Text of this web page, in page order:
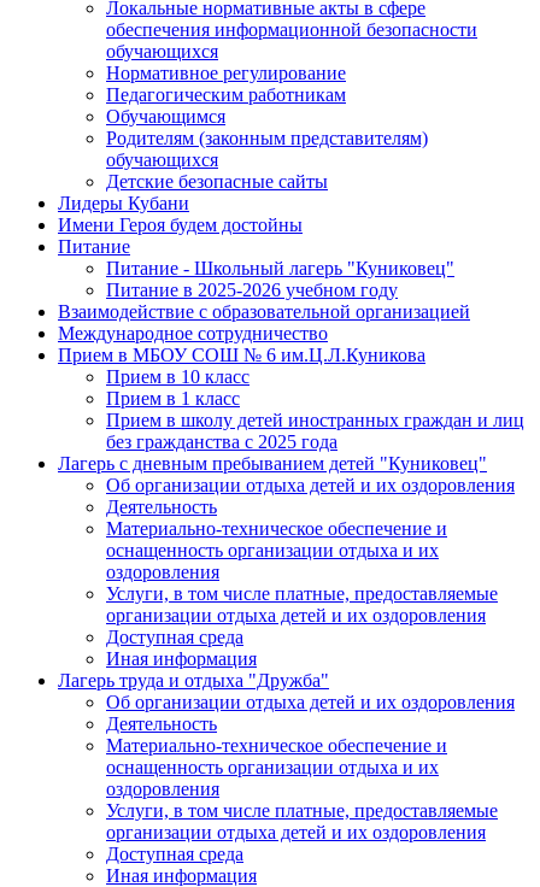
Локальные нормативные акты в сфере
обеспечения информационной безопасности
обучающихся
Нормативное регулирование
Педагогическим работникам
Обучающимся
Родителям (законным представителям)
обучающихся
Детские безопасные сайты
Лидеры Кубани
Имени Героя будем достойны
Питание
Питание - Школьный лагерь "Куниковец"
Питание в 2025-2026 учебном году
Взаимодействие с образовательной организацией
Международное сотрудничество
Прием в МБОУ СОШ № 6 им.Ц.Л.Куникова
Прием в 10 класс
Прием в 1 класс
Прием в школу детей иностранных граждан и лиц
без гражданства с 2025 года
Лагерь с дневным пребыванием детей "Куниковец"
Об организации отдыха детей и их оздоровления
Деятельность
Материально-техническое обеспечение и
оснащенность организации отдыха и их
оздоровления
Услуги, в том числе платные, предоставляемые
организации отдыха детей и их оздоровления
Доступная среда
Иная информация
Лагерь труда и отдыха "Дружба"
Об организации отдыха детей и их оздоровления
Деятельность
Материально-техническое обеспечение и
оснащенность организации отдыха и их
оздоровления
Услуги, в том числе платные, предоставляемые
организации отдыха детей и их оздоровления
Доступная среда
Иная информация